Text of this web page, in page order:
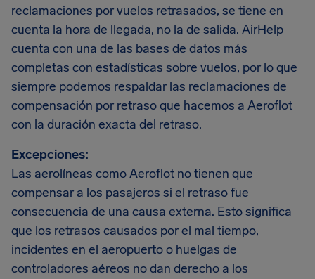
reclamaciones por vuelos retrasados, se tiene en
cuenta la hora de llegada, no la de salida. AirHelp
cuenta con una de las bases de datos más
completas con estadísticas sobre vuelos, por lo que
siempre podemos respaldar las reclamaciones de
compensación por retraso que hacemos a Aeroflot
con la duración exacta del retraso.
Excepciones:
Las aerolíneas como Aeroflot no tienen que
compensar a los pasajeros si el retraso fue
consecuencia de una causa externa. Esto significa
que los retrasos causados por el mal tiempo,
incidentes en el aeropuerto o huelgas de
controladores aéreos no dan derecho a los